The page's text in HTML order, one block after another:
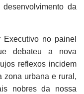
da
no painel
debateu a nova
reflexos incidem
zona urbana e rural,
nobres da nossa